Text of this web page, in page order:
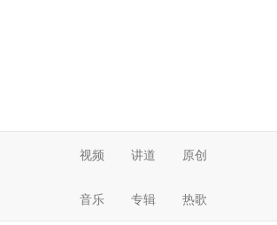
视频 讲道 原创
音乐 专辑 热歌